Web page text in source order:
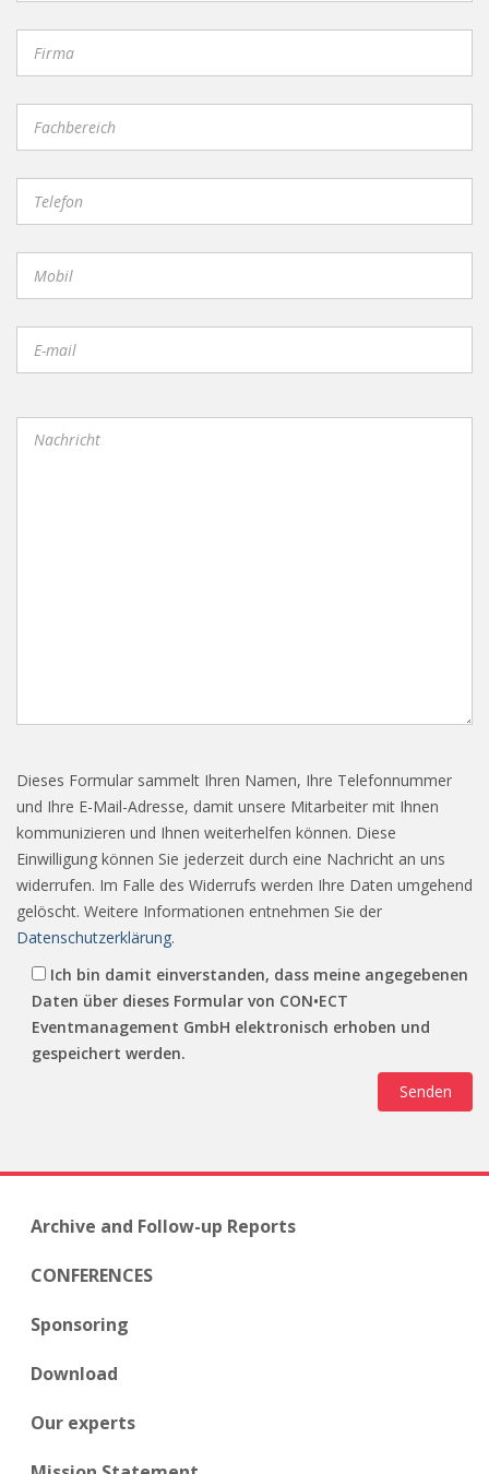
Dieses Formular sammelt Ihren Namen, Ihre Telefonnummer
und Ihre E-Mail-Adresse, damit unsere Mitarbeiter mit Ihnen
kommunizieren und Ihnen weiterhelfen können. Diese
Einwilligung können Sie jederzeit durch eine Nachricht an uns
widerrufen. Im Falle des Widerrufs werden Ihre Daten umgehend
gelöscht. Weitere Informationen entnehmen Sie der
Datenschutzerklärung.
Ich bin damit einverstanden, dass meine angegebenen
Daten über dieses Formular von CON•ECT
Eventmanagement GmbH elektronisch erhoben und
gespeichert werden.
Archive and Follow-up Reports
CONFERENCES
Sponsoring
Download
Our experts